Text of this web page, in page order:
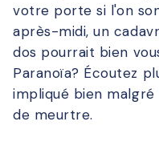
votre porte si l'on
après-midi, un
dos pourrait bien
Paranoïa? Écoutez
impliqué bien
de meurtre.